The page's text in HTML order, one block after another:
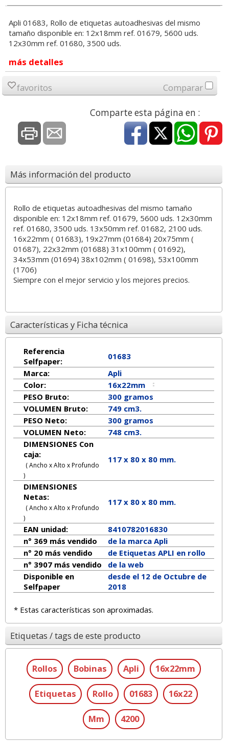
Apli 01683, Rollo de etiquetas autoadhesivas del mismo
tamaño disponible en: 12x18mm ref. 01679, 5600 uds.
12x30mm ref. 01680, 3500 uds.
más detalles
favoritos Comparar
Comparte esta página en :
Más información del producto
Rollo de etiquetas autoadhesivas del mismo tamaño
disponible en: 12x18mm ref. 01679, 5600 uds. 12x30mm
ref. 01680, 3500 uds. 13x50mm ref. 01682, 2100 uds.
16x22mm ( 01683), 19x27mm (01684) 20x75mm (
01687), 22x32mm (01688) 31x100mm ( 01692),
34x53mm (01694) 38x102mm ( 01698), 53x100mm
(1706)
Siempre con el mejor servicio y los mejores precios.
Características y Ficha técnica
Referencia
Selfpaper:
01683
Marca:
Apli
Color:
16x22mm
PESO Bruto:
300 gramos
VOLUMEN Bruto:
749 cm3.
PESO Neto:
300gramos
VOLUMEN Neto:
748 cm3.
DIMENSIONES Con
caja:
( Ancho x Alto x Profundo
)
117 x 80 x 80 mm.
DIMENSIONES
Netas:
( Ancho x Alto x Profundo
)
117x 80x 80mm.
EAN unidad:
8410782016830
n° 369 más vendido
de la marca Apli
n° 20 más vendido
de Etiquetas APLI en rollo
n° 3907 más vendido
de la web
Disponible en
Selfpaper
desde el 12 de Octubre de
2018
* Estas características son aproximadas.
Etiquetas / tags de este producto
Rollos Bobinas Apli 16x22mm
Etiquetas Rollo 01683 16x22
Mm 4200